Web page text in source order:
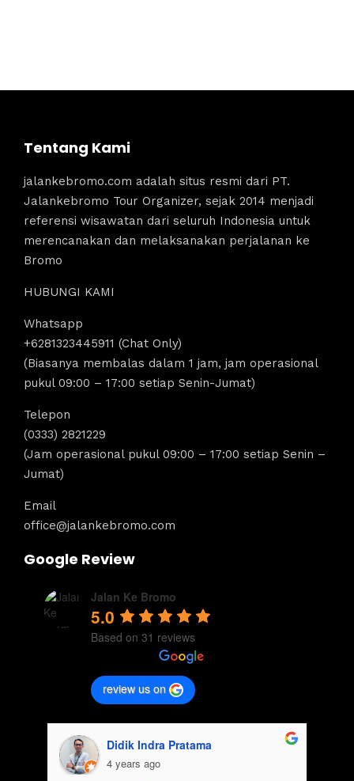
Tentang Kami
jalankebromo.com adalah situs resmi dari PT.
Jalankebromo Tour Organizer, sejak 2014 menjadi
referensi wisawatan dari seluruh Indonesia untuk
merencanakan dan melaksanakan perjalanan ke
Bromo
HUBUNGI KAMI
Whatsapp
+6281323445911 (Chat Only)
(Biasanya membalas dalam 1 jam, jam operasional
pukul 09:00 – 17:00 setiap Senin-Jumat)
Telepon
(0333) 2821229
(Jam operasional pukul 09:00 – 17:00 setiap Senin –
Jumat)
Email
office@jalankebromo.com
Google Review
Jalan Ke Bromo
5.0
Based on 31 reviews
review us on
Didik Indra Pratama
4 years ago